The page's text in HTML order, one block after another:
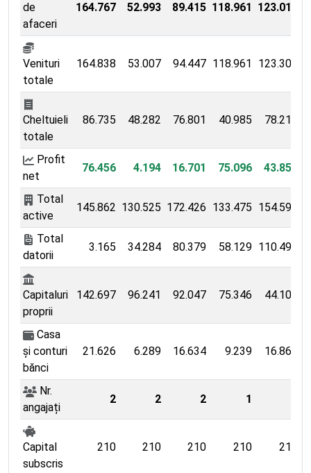
de
afaceri
164.767 52.993 89.415 118.961 123.017
Venituri
totale
164.838 53.007 94.447 118.961 123.302
Cheltuieli
totale
86.735 48.282 76.801 40.985 78.218
Profit
net
76.456 4.194 16.701 75.096 43.854
Total
active
145.862 130.525 172.426 133.475 154.596
Total
datorii
3.165 34.284 80.379 58.129 110.492
Capitaluri
proprii
142.697 96.241 92.047 75.346 44.104
Casa
și conturi
bănci
21.626 6.289 16.634 9.239 16.862
Nr.
angajați
2 2 2 1
Capital
subscris
210 210 210 210 210